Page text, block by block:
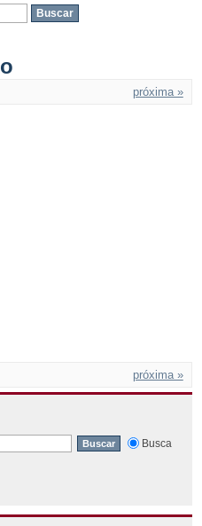
próxima »
próxima »
Busca